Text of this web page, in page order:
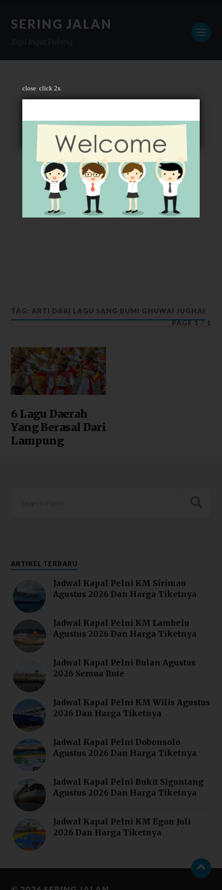
close click 2x
SERING JALAN
TAG: ARTI DARI LAGU SANG BUMI GHUWAI JUGHAI
PAGE 1 / 1
6 Lagu Daerah
Yang Berasal Dari
Lampung
ARTIKEL TERBARU
Jadwal Kapal Pelni KM Sirimau
Agustus 2026 Dan Harga Tiketnya
Jadwal Kapal Pelni KM Lambelu
Agustus 2026 Dan Harga Tiketnya
Jadwal Kapal Pelni Bulan Agustus
2026 Semua Rute
Jadwal Kapal Pelni KM Wilis Agustus
2026 Dan Harga Tiketnya
Jadwal Kapal Pelni Dobonsolo
Agustus 2026 Dan Harga Tiketnya
Jadwal Kapal Pelni Bukit Siguntang
Agustus 2026 Dan Harga Tiketnya
Jadwal Kapal Pelni KM Egon Juli
2026 Dan Harga Tiketnya